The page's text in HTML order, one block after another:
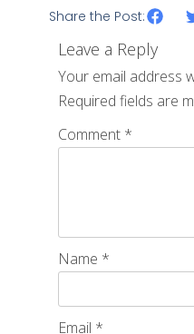
Share the Post:
Leave a Reply
Your email address
Required fields are
Comment *
Name *
Email *